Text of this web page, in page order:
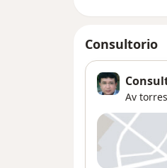
Consultorio
Av